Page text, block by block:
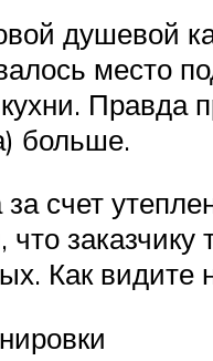
душевой
место
Правда
больше.
счет
что
Как видите